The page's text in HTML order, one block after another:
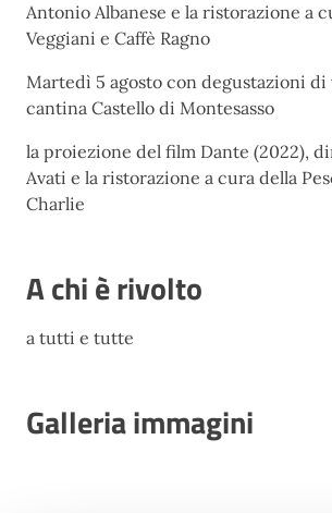
Antonio Albanese e la ristorazione a
Veggiani e Caffè Ragno
Martedì 5 agosto con degustazioni
cantina Castello di Montesasso
la proiezione del film Dante (2022),
Avati e la ristorazione a cura della
Charlie
A chi è rivolto
a tutti e tutte
Galleria immagini